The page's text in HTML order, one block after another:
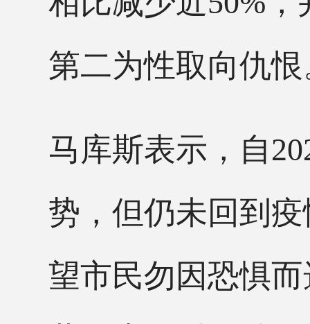
第二为性取向仇
马库斯表示，自
势，但仍未回到
望市民勿因恐惧